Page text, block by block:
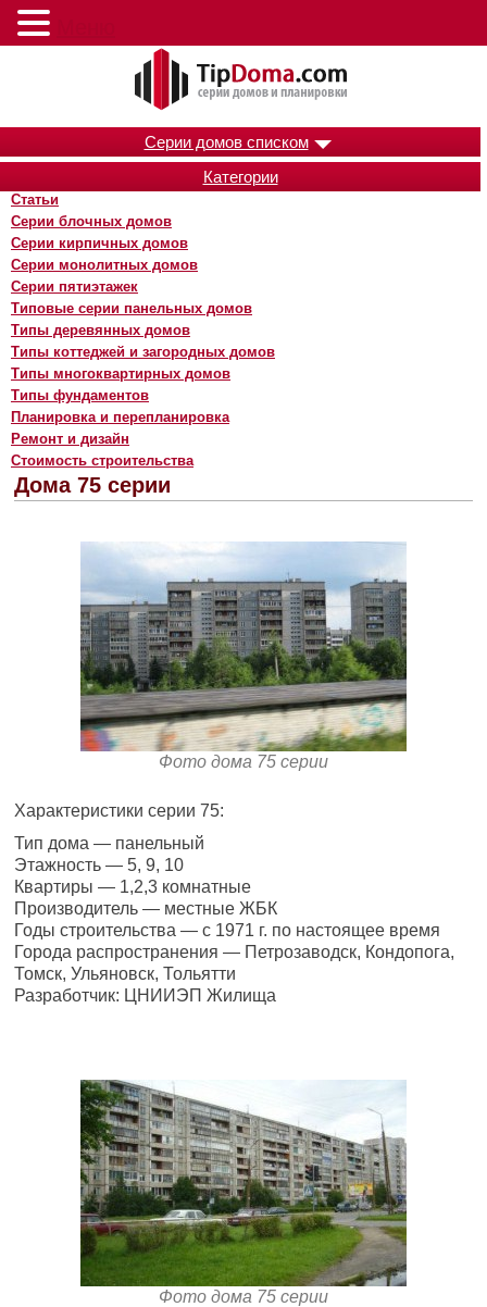
Серии домов списком
Категории
Статьи
Серии блочных домов
Серии кирпичных домов
Серии монолитных домов
Серии пятиэтажек
Типовые серии панельных домов
Типы деревянных домов
Типы коттеджей и загородных домов
Типы многоквартирных домов
Типы фундаментов
Планировка и перепланировка
Ремонт и дизайн
Стоимость строительства
Дома 75 серии
Фото дома 75 серии
Характеристики серии 75:
Тип дома — панельный
Этажность — 5, 9, 10
Квартиры — 1,2,3 комнатные
Производитель — местные ЖБК
Годы строительства — с 1971 г. по настоящее время
Города распространения — Петрозаводск, Кондопога,
Томск, Ульяновск, Тольятти
Разработчик: ЦНИИЭП Жилища
Фото дома 75 серии